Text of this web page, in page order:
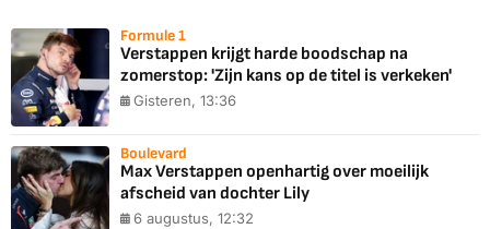
Formule 1
Verstappen krijgt harde boodschap na
zomerstop: 'Zijn kans op de titel is verkeken'
Gisteren, 13:36
Boulevard
Max Verstappen openhartig over moeilijk
afscheid van dochter Lily
6 augustus, 12:32